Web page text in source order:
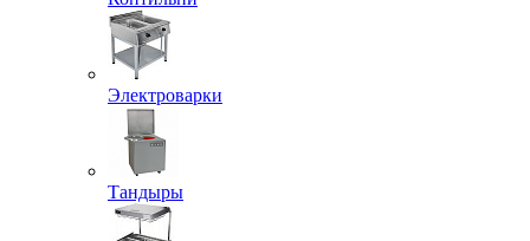
Электроварки
Тандыры